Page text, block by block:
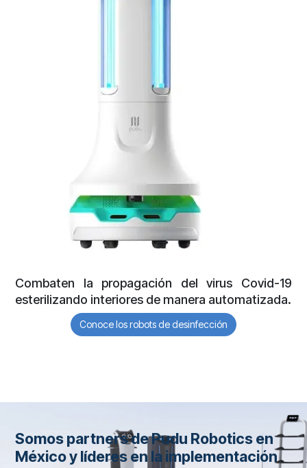
Combaten la propagación del virus Covid-19
esterilizando interiores de manera automatizada.
Conoce los robots de desinfección
Somos partners de Pudu Robotics en
México y líderes en la implementación